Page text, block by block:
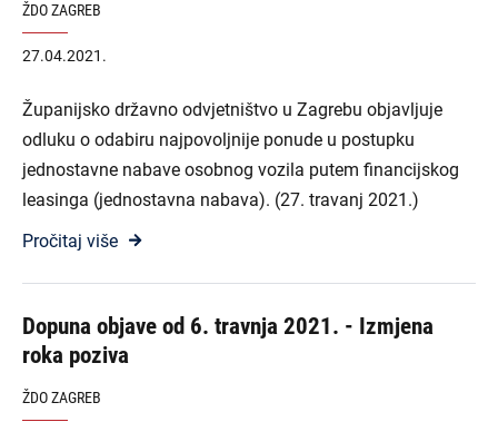
ŽDO ZAGREB
27.04.2021.
Županijsko državno odvjetništvo u Zagrebu objavljuje
odluku o odabiru najpovoljnije ponude u postupku
jednostavne nabave osobnog vozila putem financijskog
leasinga (jednostavna nabava). (27. travanj 2021.)
Pročitaj više
Dopuna objave od 6. travnja 2021. - Izmjena
roka poziva
ŽDO ZAGREB